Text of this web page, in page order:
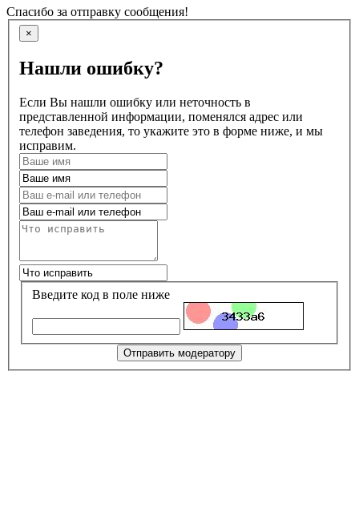
Спасибо за отправку сообщения!
×
Нашли ошибку?
Если Вы нашли ошибку или неточность в
представленной информации, поменялся адрес или
телефон заведения, то укажите это в форме ниже, и мы
исправим.
Введите код в поле ниже
Отправить модератору